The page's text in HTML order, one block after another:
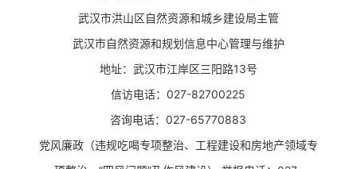
武汉市洪山区自然资源和城乡建设局主管
武汉市自然资源和规划信息中心管理与维护
地址：武汉市江岸区三阳路13号
信访电话：027-82700225
咨询电话：027-65770883
党风廉政（违规吃喝专项整治、工程建设和房地产领域专